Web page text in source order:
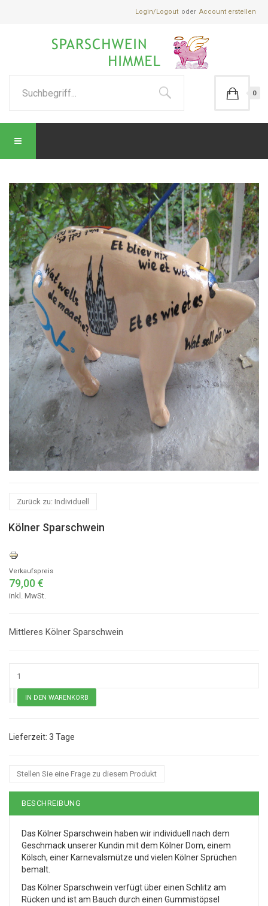
Login/Logout Account erstellen
0
Zurück zu: Individuell
Kölner Sparschwein
Verkaufspreis
79,00 €
inkl. MwSt.
Mittleres Kölner Sparschwein
3 Tage
Stellen Sie eine Frage zu diesem Produkt
BESCHREIBUNG
Das Kölner Sparschwein haben wir individuell nach dem
Geschmack unserer Kundin mit dem Kölner Dom, einem
Kölsch, einer Karnevalsmütze und vielen Kölner Sprüchen
bemalt.
Das Kölner Sparschwein verfügt über einen Schlitz am
Rücken und ist am Bauch durch einen Gummistöpsel